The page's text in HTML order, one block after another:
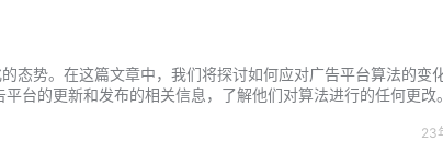
态势。在这篇文章中，我们将探讨如何应对广告平台算法的变
台的更新和发布的相关信息，了解他们对算法进行的任何更改
23